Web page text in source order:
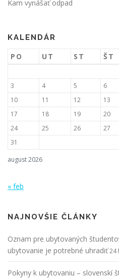
Kam vynášať odpad
KALENDÁR
august 2026
PO UT ST ŠT
3
4 5 6
10
11 12 13
17
18 19 20
24
25 26 27
31
« feb
NAJNOVŠIE ČLÁNKY
Oznam pre ubytovaných
ubytovanie je potrebné uhradiť24
Pokyny k ubytovaniu – slovenskí